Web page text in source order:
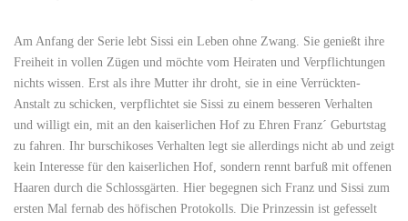
Am Anfang der Serie lebt Sissi ein Leben ohne Zwang. Sie genießt ihre
Freiheit in vollen Zügen und möchte vom Heiraten und Verpflichtungen
nichts wissen. Erst als ihre Mutter ihr droht, sie in eine Verrückten-
Anstalt zu schicken, verpflichtet sie Sissi zu einem besseren Verhalten
und willigt ein, mit an den kaiserlichen Hof zu Ehren Franz´ Geburtstag
zu fahren. Ihr burschikoses Verhalten legt sie allerdings nicht ab und zeigt
kein Interesse für den kaiserlichen Hof, sondern rennt barfuß mit offenen
Haaren durch die Schlossgärten. Hier begegnen sich Franz und Sissi zum
ersten Mal fernab des höfischen Protokolls. Die Prinzessin ist gefesselt